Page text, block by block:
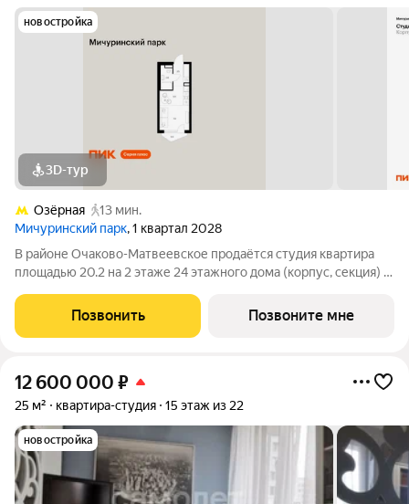
новостройка
3D-тур
Озёрная
13 мин.
Мичуринский парк, 1 квартал 2028
В районе Очаково-Матвеевское продаётся студия квартира
площадью 20.2 на 2 этаже 24 этажного дома (корпус, секция) в
минут пешком до станции метро «Озёрная». 3 минуты на
автомобиле до МКАД и 20
Позвонить Позвоните мне
12 600 000 ₽
25 м² квартира-студия 15 этаж из 22
новостройка